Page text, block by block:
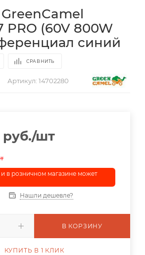
PRO (60V 800W
синий
СРАВНИТЬ
Артикул: 14702280
руб./шт
и в розничном магазине может
Нашли дешевле?
В КОРЗИНУ
КУПИТЬ В 1 КЛИК